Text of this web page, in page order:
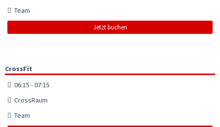
Team
Jetzt buchen
CrossFit
06:15 - 07:15
CrossRaum
Team